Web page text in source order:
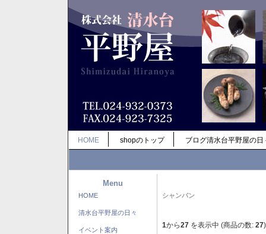
HOME shopのトップ ブログ清水台平野屋の日
Menu
HOME
清水台平野屋の日々
イベント案内
シャンパン
1から27 を表示中 (商品の数: 27)